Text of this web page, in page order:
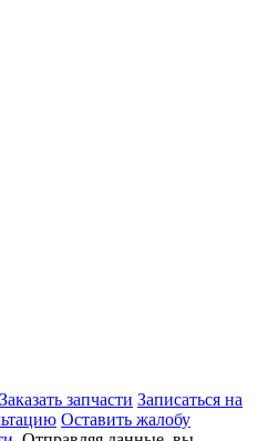
Заказать запчасти Записаться на
Оставить жалобу